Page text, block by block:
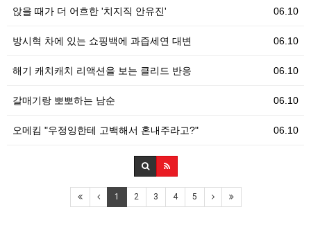
06.10
앉을 때가 더 어흐한 '치지직 안유진'
06.10
방시혁 차에 있는 쇼핑백에 과즙세연 대변
06.10
해기 캐치캐치 리액션을 보는 클리드 반응
06.10
갈매기랑 뽀뽀하는 남순
06.10
오메킴 "우정잉한테 고백해서 혼내주라고?"
1 2 3 4 5